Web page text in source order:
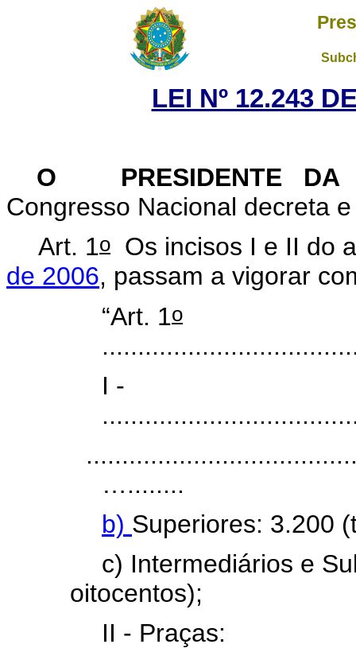
LEI Nº 12.243
O PRESIDENTE DA
Congresso Nacional decreta
Art. 1o
Os incisos I e II do
de 2006, passam a vigorar
“Art. 1o
I -
…........
b) Superiores: 3.200
c) Intermediários e
oitocentos);
II - Praças: